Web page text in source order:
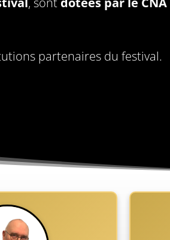
partenaires du festival.